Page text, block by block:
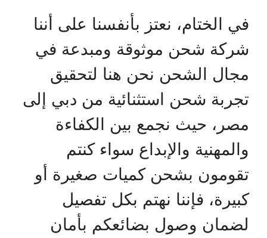
في الختام، نعتز بأنفسنا على أننا
شركة شحن موثوقة ومبدعة في
مجال الشحن نحن هنا لتحقيق
تجربة شحن استثنائية من دبي إلى
مصر، حيث نجمع بين الكفاءة
والمهنية والإبداع سواء كنتم
تقومون بشحن كميات صغيرة أو
كبيرة، فإننا نهتم بكل تفصيل
لضمان وصول بضائعكم بأمان